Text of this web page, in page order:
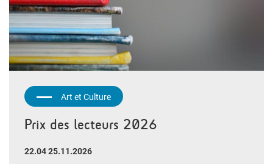
Art et Culture
Prix des lecteurs 2026
22.04 25.11.2026